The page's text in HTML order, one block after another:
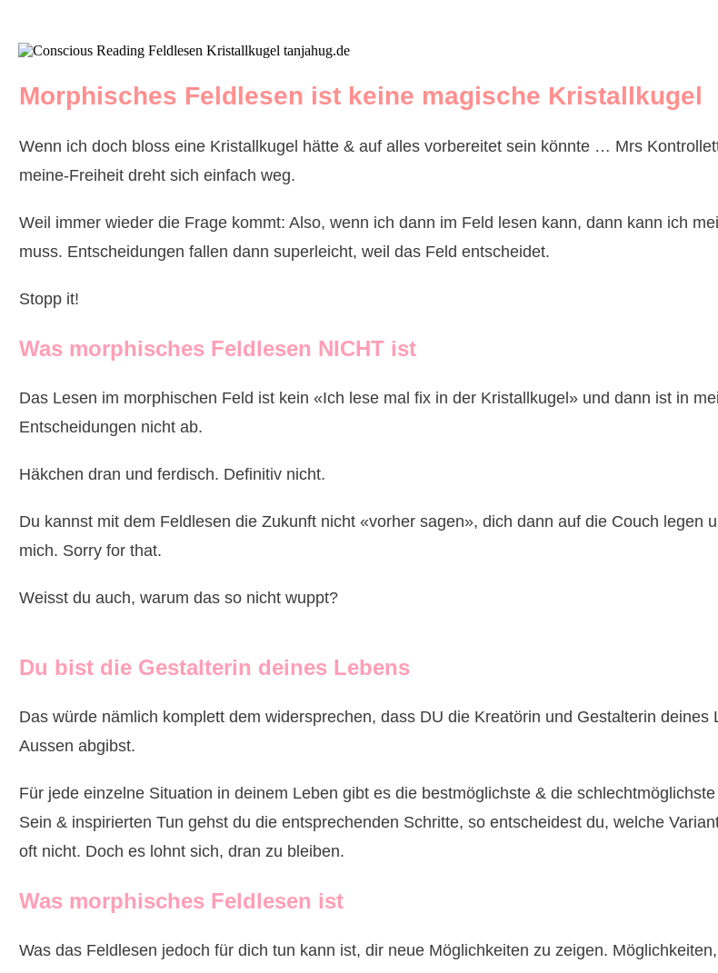
Morphisches Feldlesen ist keine magische Kristallkugel
Wenn ich doch bloss eine Kristallkugel hätte & auf alles vorbereitet sein könnte … Mrs
meine-Freiheit dreht sich einfach weg.
Weil immer wieder die Frage kommt: Also, wenn ich dann im Feld lesen kann, dann kann ich
muss. Entscheidungen fallen dann superleicht, weil das Feld entscheidet.
Stopp it!
Was morphisches Feldlesen NICHT ist
Das Lesen im morphischen Feld ist kein «Ich lese mal fix in der Kristallkugel» und dann ist in
Entscheidungen nicht ab.
Häkchen dran und ferdisch. Definitiv nicht.
Du kannst mit dem Feldlesen die Zukunft nicht «vorher sagen», dich dann auf die Couch
mich. Sorry for that.
Weisst du auch, warum das so nicht wuppt?
Du bist die Gestalterin deines Lebens
Das würde nämlich komplett dem widersprechen, dass DU die Kreatörin und Gestalterin
Aussen abgibst.
Für jede einzelne Situation in deinem Leben gibt es die bestmöglichste & die
Sein & inspirierten Tun gehst du die entsprechenden Schritte, so entscheidest du, welche
oft nicht. Doch es lohnt sich, dran zu bleiben.
Was morphisches Feldlesen ist
Was das Feldlesen jedoch für dich tun kann ist, dir neue Möglichkeiten zu zeigen.